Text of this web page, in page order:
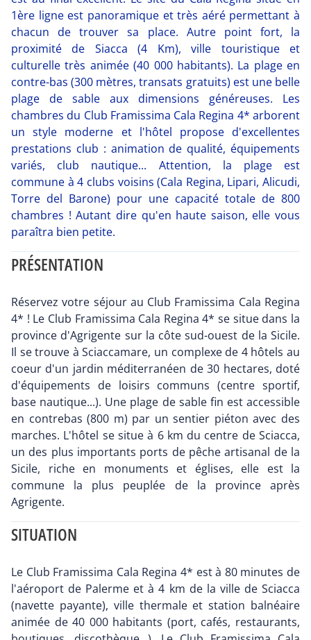
1ère ligne est panoramique et très aéré permettant à
chacun de trouver sa place. Autre point fort, la
proximité de Siacca (4 Km), ville touristique et
culturelle très animée (40 000 habitants). La plage en
contre-bas (300 mètres, transats gratuits) est une belle
plage de sable aux dimensions généreuses. Les
chambres du Club Framissima Cala Regina 4* arborent
un style moderne et l'hôtel propose d'excellentes
prestations club : animation de qualité, équipements
variés, club nautique... Attention, la plage est
commune à 4 clubs voisins (Cala Regina, Lipari, Alicudi,
Torre del Barone) pour une capacité totale de 800
chambres ! Autant dire qu'en haute saison, elle vous
paraîtra bien petite.
PRÉSENTATION
Réservez votre séjour au Club Framissima Cala Regina
4* ! Le Club Framissima Cala Regina 4* se situe dans la
province d'Agrigente sur la côte sud-ouest de la Sicile.
Il se trouve à Sciaccamare, un complexe de 4 hôtels au
coeur d'un jardin méditerranéen de 30 hectares, doté
d'équipements de loisirs communs (centre sportif,
base nautique...). Une plage de sable fin est accessible
en contrebas (800 m) par un sentier piéton avec des
marches. L'hôtel se situe à 6 km du centre de Sciacca,
un des plus importants ports de pêche artisanal de la
Sicile, riche en monuments et églises, elle est la
commune la plus peuplée de la province après
Agrigente.
SITUATION
Le Club Framissima Cala Regina 4* est à 80 minutes de
l'aéroport de Palerme et à 4 km de la ville de Sciacca
(navette payante), ville thermale et station balnéaire
animée de 40 000 habitants (port, cafés, restaurants,